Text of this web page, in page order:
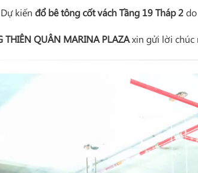
kiến đổ bê tông cốt vách Tầng 19 Tháp 2
THIÊN QUÂN MARINA PLAZAxin gửi lời chúc